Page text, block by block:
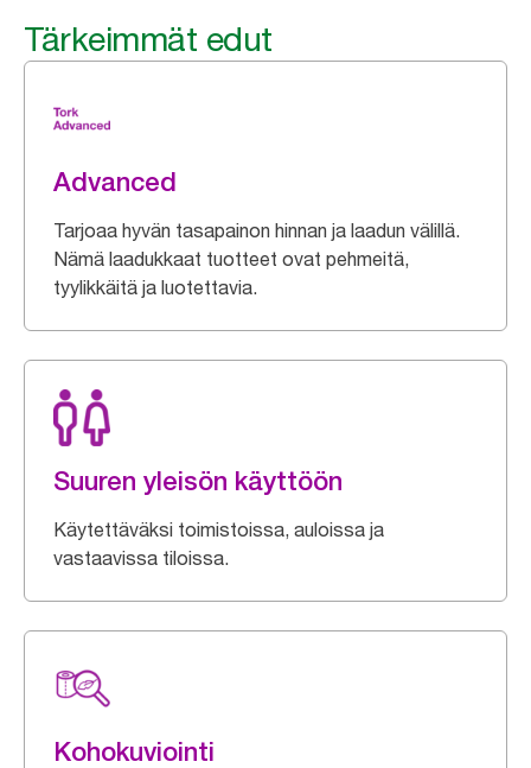
Tärkeimmät edut
Advanced
Tarjoaa hyvän tasapainon hinnan ja laadun välillä.
Nämä laadukkaat tuotteet ovat pehmeitä,
tyylikkäitä ja luotettavia.
Suuren yleisön käyttöön
Käytettäväksi toimistoissa, auloissa ja
vastaavissa tiloissa.
Kohokuviointi